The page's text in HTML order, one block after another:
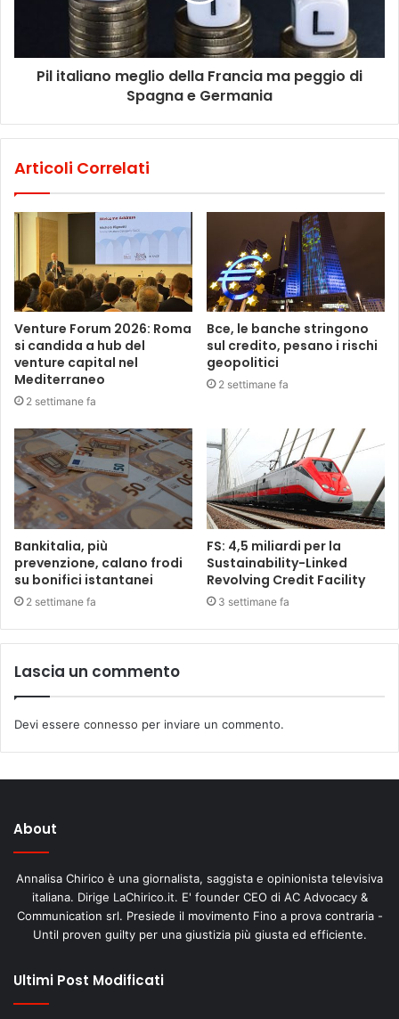
Pil italiano meglio della Francia ma peggio di
Spagna e Germania
Articoli Correlati
Venture Forum 2026: Roma
si candida a hub del
venture capital nel
Mediterraneo
2 settimane fa
Bce, le banche stringono
sul credito, pesano i rischi
geopolitici
2 settimane fa
Bankitalia, più
prevenzione, calano frodi
su bonifici istantanei
2 settimane fa
FS: 4,5 miliardi per la
Sustainability-Linked
Revolving Credit Facility
3 settimane fa
Lascia un commento
Devi essere connesso per inviare un commento.
About
Annalisa Chirico è una giornalista, saggista e opinionista televisiva
italiana. Dirige LaChirico.it. E' founder CEO di AC Advocacy &
Communication srl. Presiede il movimento Fino a prova contraria -
Until proven guilty per una giustizia più giusta ed efficiente.
Ultimi Post Modificati